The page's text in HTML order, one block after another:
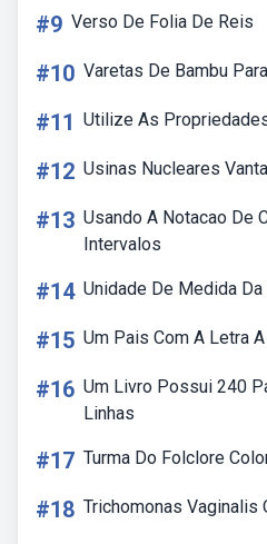
#9 Verso De Folia De Reis
#10 Varetas De Bambu
#11 Utilize As
#12 Usinas Nucleares
#13 Usando A Notacao De
Intervalos
#14 Unidade De Medida
#15 Um Pais Com A Letra A
#16 Um Livro Possui 240
Linhas
#17 Turma Do Folclore
#18 Trichomonas Vaginalis